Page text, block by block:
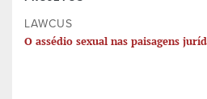
LAWCUS
O assédio sexual nas paisagens